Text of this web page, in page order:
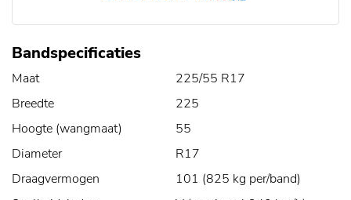
Bandspecificaties
Maat
225/55 R17
Breedte
225
Hoogte (wangmaat)
55
Diameter
R17
Draagvermogen
101 (825 kg per/band)